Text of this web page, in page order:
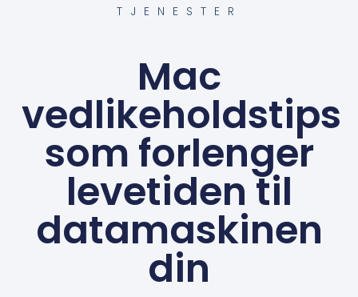
TJENESTER
Mac
vedlikeholdstips
som forlenger
levetiden til
datamaskinen
din